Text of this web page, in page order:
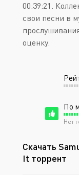
00:39:21.
свои песни в
оценку.
По
Нет
Скачать
It торрент